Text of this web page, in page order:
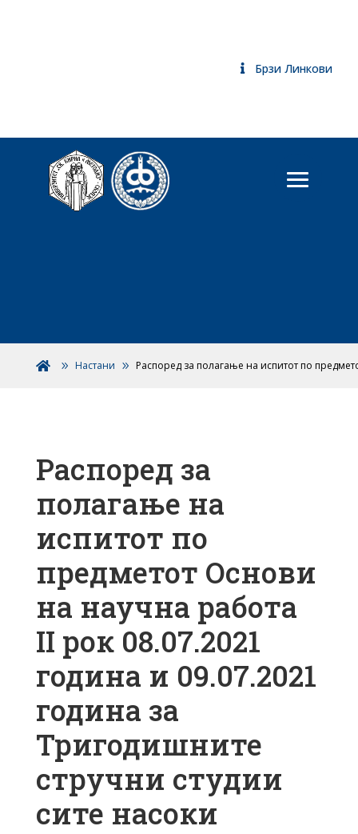
Брзи Линкови
 Настани Распоред за полагање на испитот по
Распоред за
полагање на
испитот по
предметот Основи
на научна работа
II рок 08.07.2021
година и 09.07.2021
година за
Тригодишните
стручни студии
сите насоки